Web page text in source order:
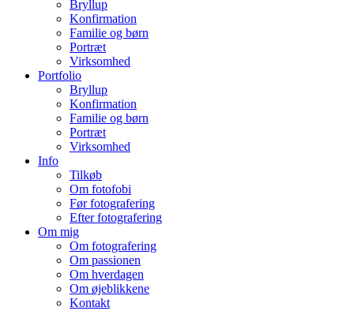
Bryllup
Konfirmation
Familie og børn
Portræt
Virksomhed
Portfolio
Bryllup
Konfirmation
Familie og børn
Portræt
Virksomhed
Info
Tilkøb
Om fotofobi
Før fotografering
Efter fotografering
Om mig
Om fotografering
Om passionen
Om hverdagen
Om øjeblikkene
Kontakt